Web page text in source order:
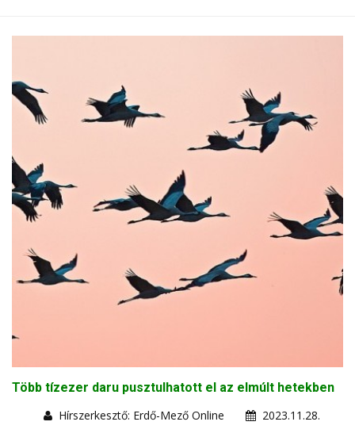
Több tízezer daru pusztulhatott el az elmúlt hetekben
Hírszerkesztő: Erdő-Mező Online
2023.11.28.